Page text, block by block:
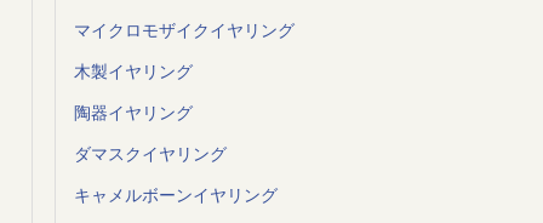
マイクロモザイクイヤリング
木製イヤリング
陶器イヤリング
ダマスクイヤリング
キャメルボーンイヤリング